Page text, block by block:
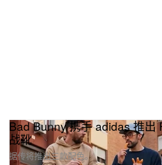
Bad Bunny 携手 adidas 推出
战靴
据传将推出三款配色。